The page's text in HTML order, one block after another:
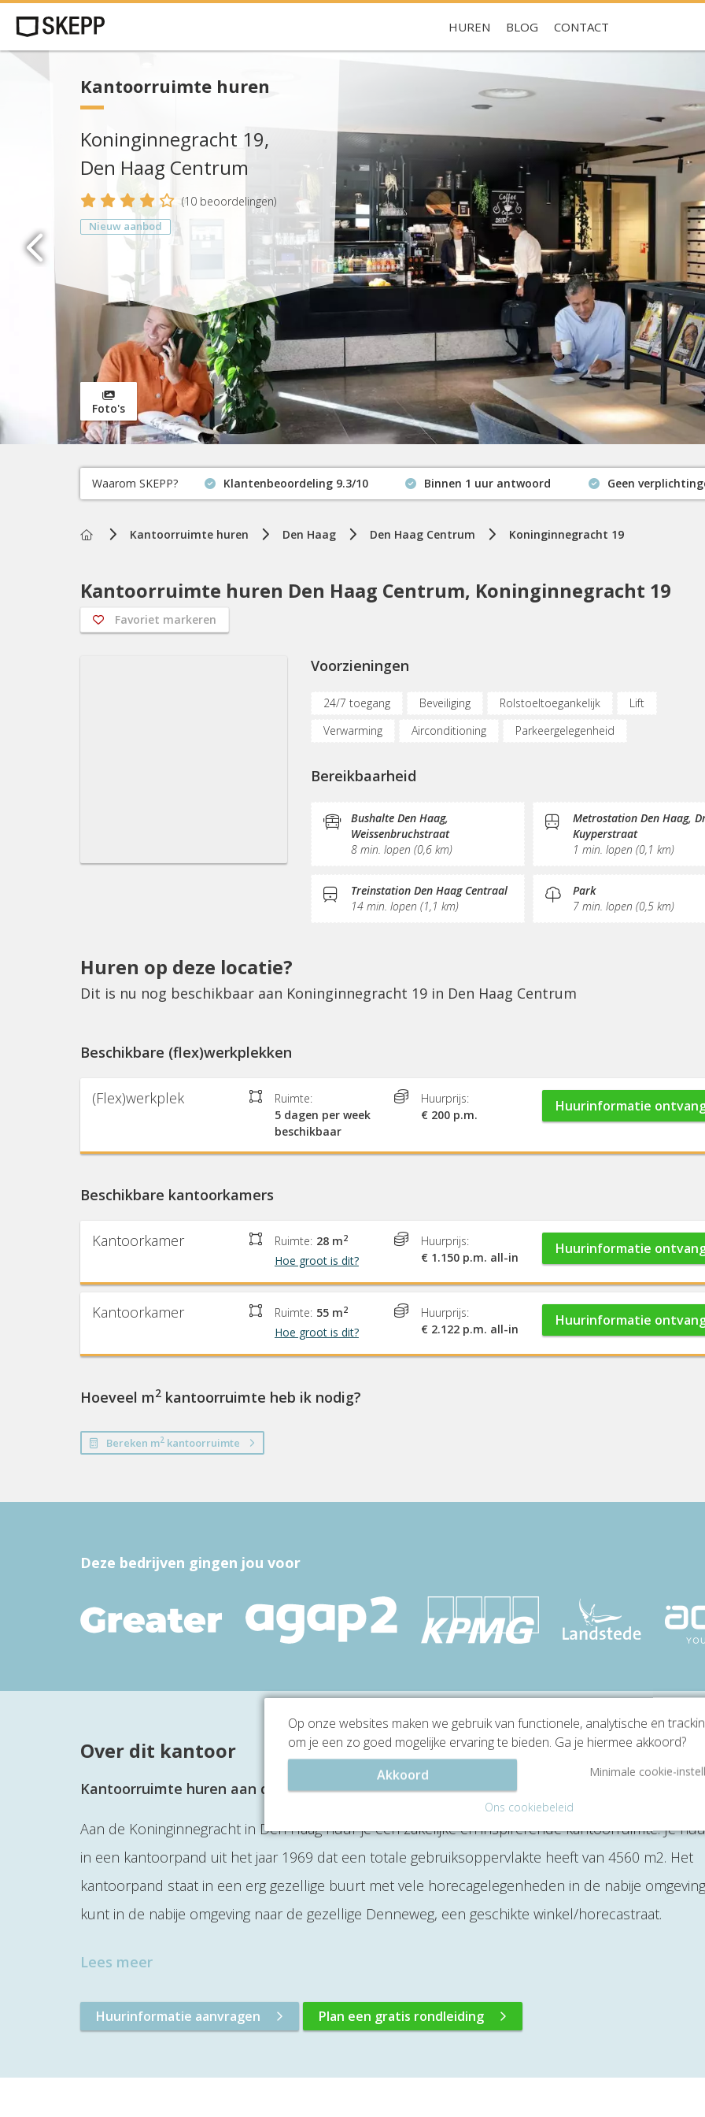
HUREN BLOG CONTACT
Kantoorruimte huren
Koninginnegracht 19,
Den Haag Centrum
4 (10 beoordelingen)
Nieuw aanbod
Foto's
Waarom SKEPP? Klantenbeoordeling 9.3/10 Binnen 1 uur antwoord
Geen
Home
Kantoorruimte huren Den Haag Den Haag Centrum Koninginnegracht 19
Kantoorruimte huren Den Haag Centrum, Koninginnegracht 19
Favoriet markeren
Voorzieningen
24/7 toegang Beveiliging Rolstoeltoegankelijk
Lift
Verwarming
Airconditioning
Parkeergelegenheid
Vergaderplekken
Printservice
KVK-inschrijving Sociaal hart
Restaurant
Koffie/thee
Pantry Receptie
Bereikbaarheid
Bushalte Den Haag,
Weissenbruchstraat
8 min. lopen (0,6 km)
Metrostation Den Haag,
Kuyperstraat
1 min. lopen (0,1 km)
Treinstation Den Haag Centraal
14 min. lopen (1,1 km)
Park
7 min. lopen (0,5 km)
Huren op deze locatie?
Dit is nu nog beschikbaar aan Koninginnegracht 19 in Den Haag Centrum
Beschikbare (flex)werkplekken
(Flex)werkplek
Ruimte:
5 dagen per week
beschikbaar
Huurprijs:
€ 200 p.m.
Huurinformatie
Beschikbare kantoorkamers
Kantoorkamer Ruimte: 28 m2
Hoe groot is dit?
Huurprijs:
€ 1.150 p.m. all-in
Huurinformatie
Kantoorkamer Ruimte: 55 m2
Hoe groot is dit?
Huurprijs:
€ 2.122 p.m. all-in
Huurinformatie
Hoeveel m2 kantoorruimte heb ik nodig?
Bereken m2 kantoorruimte
Deze bedrijven gingen jou voor
Over dit kantoor
Kantoorruimte huren aan de Koninginnegracht in Den Haag
Aan de Koninginnegracht in Den Haag huur je een zakelijke en inspirerende kantoorruimte. Je
in een kantoorpand uit het jaar 1969 dat een totale gebruiksoppervlakte heeft van 4560 m2. Het
kantoorpand staat in een erg gezellige buurt met vele horecagelegenheden in de nabije
kunt in de nabije omgeving naar de gezellige Denneweg, een geschikte winkel/horecastraat.
Lees meer
Huurinformatie aanvragen Plan een gratis rondleiding
Op onze websites maken we gebruik van functionele, analytische en
om je een zo goed mogelijke ervaring te bieden. Ga je hiermee akkoord?
Akkoord
Minimale cookie-
Ons cookiebeleid